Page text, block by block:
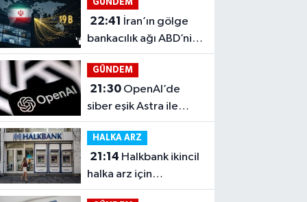
GÜNDEM
22:41
bankacılık ağı ABD’nin
hedefinde
GÜNDEM
21:30
siber eşik Astra ile
kritik sınıra yaklaştı
HALKA ARZ
21:14
halka arz için
düğmeye bastı